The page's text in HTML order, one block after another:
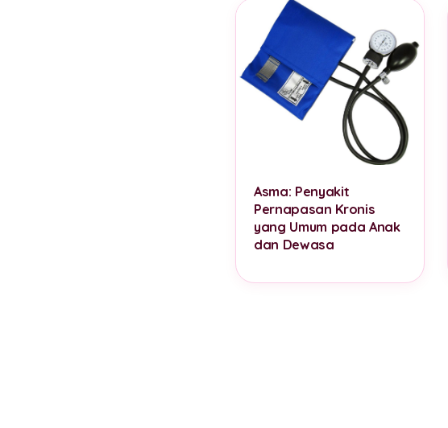
Asma: Penyakit
Pernapasan Kronis
yang Umum pada Anak
dan Dewasa